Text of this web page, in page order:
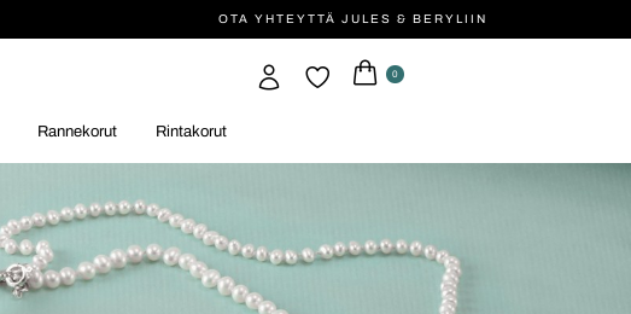
OTA YHTEYTTÄ JULES & BERYLIIN
0
Rannekorut Rintakorut